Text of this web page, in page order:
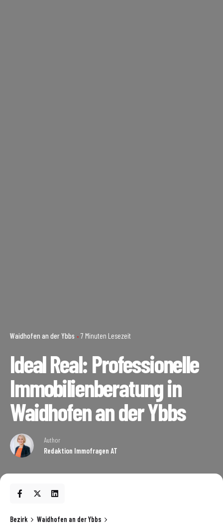
Waidhofen an der Ybbs 7 Minuten Lesezeit
Ideal Real: Professionelle
Immobilienberatung in
Waidhofen an der Ybbs
Author
Redaktion Immofragen AT
Bezirk
Waidhofen an der Ybbs